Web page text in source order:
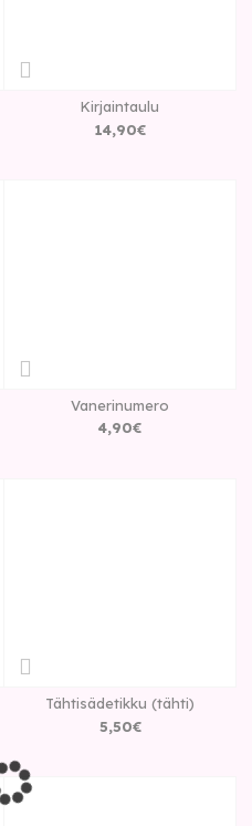
Kirjaintaulu
14,90€
Vanerinumero
4,90€
Tähtisädetikku (tähti)
5,50€